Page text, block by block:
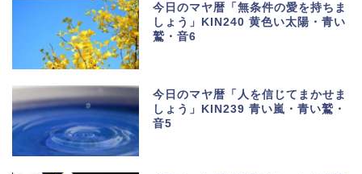
今日のマヤ暦「無条件の愛を持ちま
しょう」KIN240 黄色い太陽・青い
鷲・音6
今日のマヤ暦「人を信じてまかせま
しょう」KIN239 青い嵐・青い鷲・
音5